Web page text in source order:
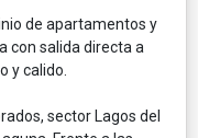
de apartamentos y
con salida directa a
y calido.
sector Lagos del